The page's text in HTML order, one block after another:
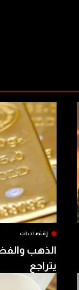
إقتصاديات
الذهب
يتراجع